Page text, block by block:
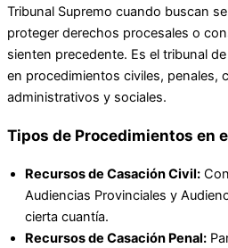
Tribunal Supremo cuando buscan
proteger derechos procesales o
sienten precedente. Es el tribunal de
en procedimientos civiles, penales,
administrativos y sociales.
Tipos de Procedimientos en
Recursos de Casación Civil:
Audiencias Provinciales y
cierta cuantía.
Recursos de Casación Penal: